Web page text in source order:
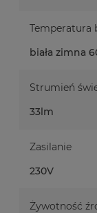
Temperatura
biała zimna
Strumień
33lm
Zasilanie
230V
Żywotność